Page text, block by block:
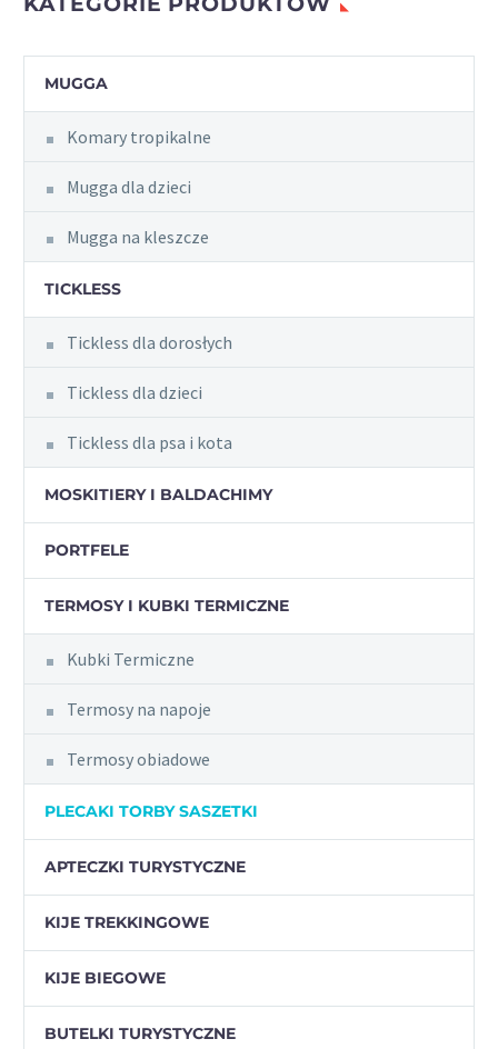
MUGGA
Komary tropikalne
Mugga dla dzieci
Mugga na kleszcze
TICKLESS
Tickless dla dorosłych
Tickless dla dzieci
Tickless dla psa i kota
MOSKITIERY I BALDACHIMY
PORTFELE
TERMOSY I KUBKI TERMICZNE
Kubki Termiczne
Termosy na napoje
Termosy obiadowe
PLECAKI TORBY SASZETKI
APTECZKI TURYSTYCZNE
KIJE TREKKINGOWE
KIJE BIEGOWE
BUTELKI TURYSTYCZNE